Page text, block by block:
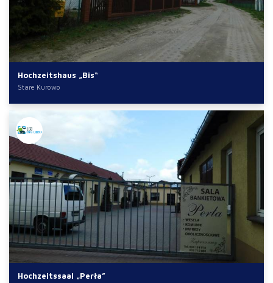
Hochzeitshaus „Bis“
Stare Kurowo
Hochzeitssaal „Perła”